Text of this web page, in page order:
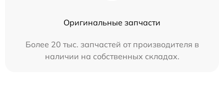
Оригинальные запчасти
Более 20 тыс. запчастей от производителя в
наличии на собственных складах.